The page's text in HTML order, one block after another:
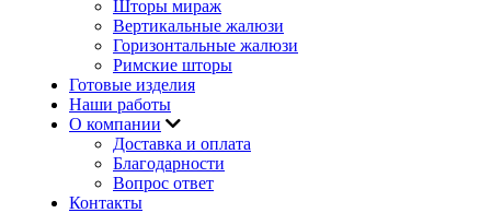
Шторы мираж
Вертикальные жалюзи
Горизонтальные жалюзи
Римские шторы
Готовые изделия
Наши работы
О компании
Доставка и оплата
Благодарности
Вопрос ответ
Контакты